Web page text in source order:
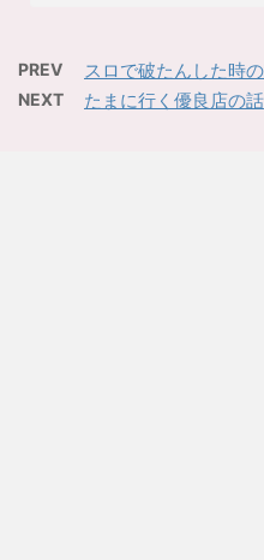
PREV スロで破たんした時
NEXT たまに行く優良店の話